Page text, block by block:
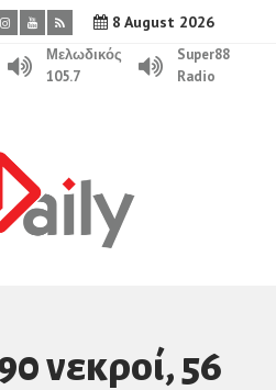
8 August 2026
Μελωδικός
105.7
Super88
Radio
νεκροί, 56